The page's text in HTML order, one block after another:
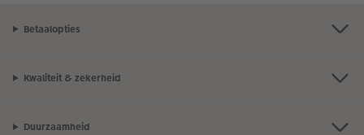
Betaalopties
Kwaliteit & zekerheid
Duurzaamheid